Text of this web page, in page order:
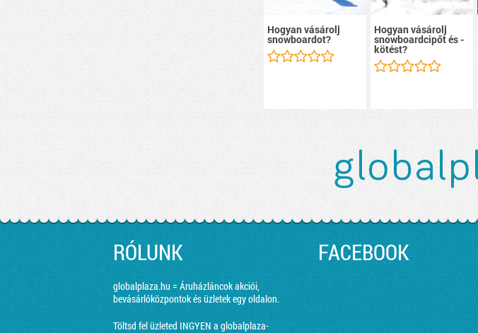
Hogyan vásárolj
snowboardot?
Hogyan vásárolj
snowboardcipőt és -
kötést?
RÓLUNK
globalplaza.hu = Áruházláncok akciói,
bevásárlóközpontok és üzletek egy oldalon.
Töltsd fel üzleted INGYEN a globalplaza-
FACEBOOK